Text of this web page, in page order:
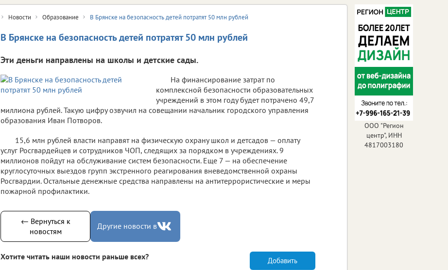
Новости Образование В Брянске на безопасность детей потратят 50 млн рублей
В Брянске на безопасность детей потратят 50 млн рублей
Эти деньги направлены на школы и детские сады.
На финансирование затрат по
комплексной безопасности образовательных
учреждений в этом году будет потрачено 49,7
миллиона рублей. Такую цифру озвучил на совещании начальник городского управления
образования Иван Потворов.
15,6 млн рублей власти направят на физическую охрану школ и детсадов — оплату
услуг Росгвардейцев и сотрудников ЧОП, следящих за порядком в учреждениях. 9
миллионов пойдут на обслуживание систем безопасности. Еще 7 — на обеспечение
круглосуточных выездов групп экстренного реагирования вневедомственной охраны
Росгвардии. Остальные денежные средства направлены на антитеррористические и меры
пожарной профилактики.
← Вернуться к
новостям
Другие новости в
Хотите читать наши новости раньше всех? Добавить
ООО "Регион
центр", ИНН
4817003180